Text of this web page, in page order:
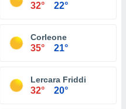
32° 22°
Corleone
35° 21°
Lercara Friddi
32° 20°